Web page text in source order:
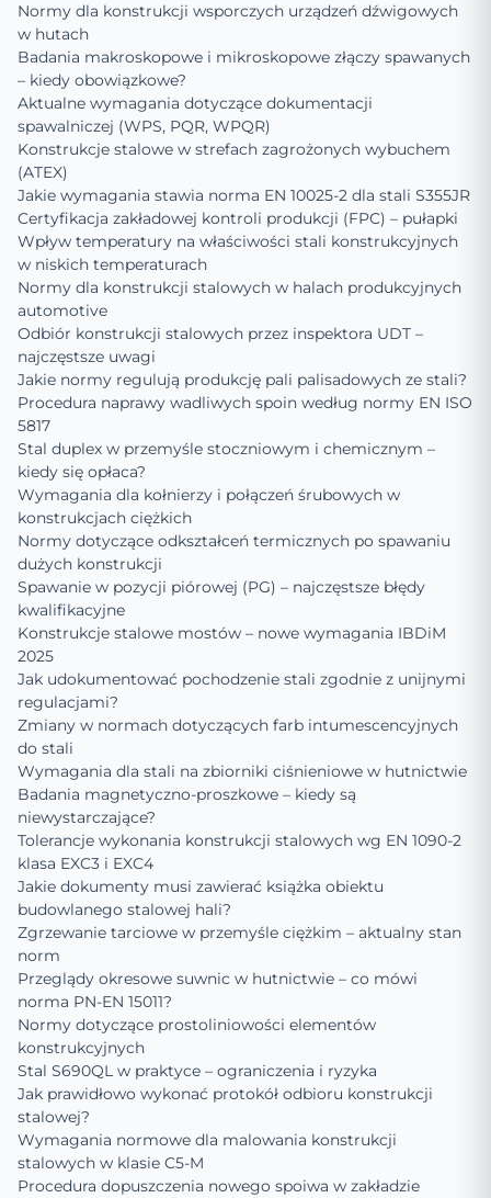
Normy dla konstrukcji wsporczych urządzeń dźwigowych
w hutach
Badania makroskopowe i mikroskopowe złączy spawanych
– kiedy obowiązkowe?
Aktualne wymagania dotyczące dokumentacji
spawalniczej (WPS, PQR, WPQR)
Konstrukcje stalowe w strefach zagrożonych wybuchem
(ATEX)
Jakie wymagania stawia norma EN 10025-2 dla stali S355JR
Certyfikacja zakładowej kontroli produkcji (FPC) – pułapki
Wpływ temperatury na właściwości stali konstrukcyjnych
w niskich temperaturach
Normy dla konstrukcji stalowych w halach produkcyjnych
automotive
Odbiór konstrukcji stalowych przez inspektora UDT –
najczęstsze uwagi
Jakie normy regulują produkcję pali palisadowych ze stali?
Procedura naprawy wadliwych spoin według normy EN ISO
5817
Stal duplex w przemyśle stoczniowym i chemicznym –
kiedy się opłaca?
Wymagania dla kołnierzy i połączeń śrubowych w
konstrukcjach ciężkich
Normy dotyczące odkształceń termicznych po spawaniu
dużych konstrukcji
Spawanie w pozycji piórowej (PG) – najczęstsze błędy
kwalifikacyjne
Konstrukcje stalowe mostów – nowe wymagania IBDiM
2025
Jak udokumentować pochodzenie stali zgodnie z unijnymi
regulacjami?
Zmiany w normach dotyczących farb intumescencyjnych
do stali
Wymagania dla stali na zbiorniki ciśnieniowe w hutnictwie
Badania magnetyczno-proszkowe – kiedy są
niewystarczające?
Tolerancje wykonania konstrukcji stalowych wg EN 1090-2
klasa EXC3 i EXC4
Jakie dokumenty musi zawierać książka obiektu
budowlanego stalowej hali?
Zgrzewanie tarciowe w przemyśle ciężkim – aktualny stan
norm
Przeglądy okresowe suwnic w hutnictwie – co mówi
norma PN-EN 15011?
Normy dotyczące prostoliniowości elementów
konstrukcyjnych
Stal S690QL w praktyce – ograniczenia i ryzyka
Jak prawidłowo wykonać protokół odbioru konstrukcji
stalowej?
Wymagania normowe dla malowania konstrukcji
stalowych w klasie C5-M
Procedura dopuszczenia nowego spoiwa w zakładzie